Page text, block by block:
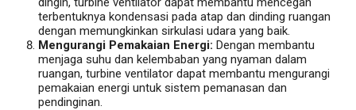
terbentuknya kondensasi pada atap dan dinding ruangan
dengan memungkinkan sirkulasi udara yang baik.
Mengurangi Pemakaian Energi: Dengan membantu
menjaga suhu dan kelembaban yang nyaman dalam
ruangan, turbine ventilator dapat membantu mengurangi
pemakaian energi untuk sistem pemanasan dan
pendinginan.